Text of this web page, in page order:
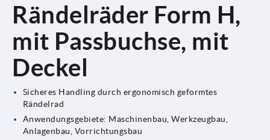
Rändelräder Form H,
mit Passbuchse, mit
Deckel
Sicheres Handling durch ergonomisch geformtes
Rändelrad
Anwendungsgebiete: Maschinenbau, Werkzeugbau,
Anlagenbau, Vorrichtungsbau